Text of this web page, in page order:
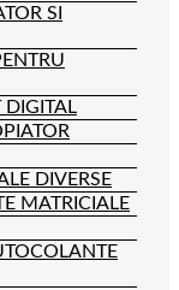
SI
DIGITAL
DIVERSE
MATRICIALE